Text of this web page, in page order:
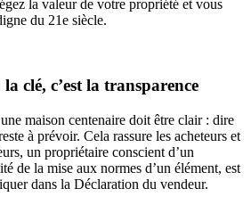
la valeur de votre propriété et vous
du 21e siècle.
clé, c’est la transparence
maison centenaire doit être clair : dire
à prévoir. Cela rassure les acheteurs et
un propriétaire conscient d’un
de la mise aux normes d’un élément, est
dans la Déclaration du vendeur.